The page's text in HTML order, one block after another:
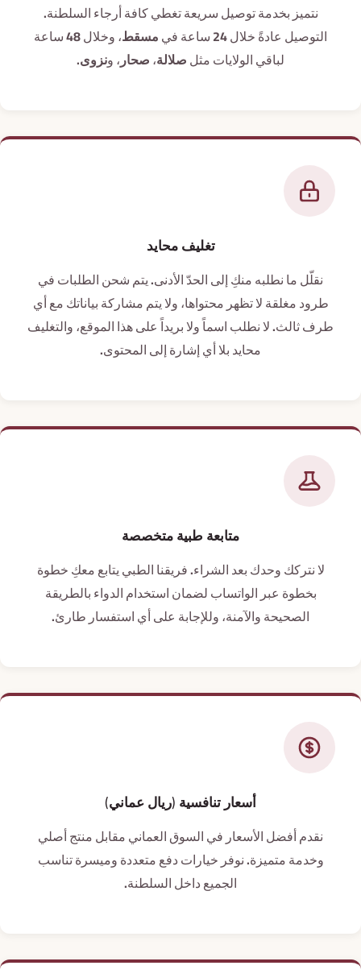
نتميز بخدمة توصيل سريعة تغطي كافة أرجاء السلطنة.
التوصيل عادةً خلال 24 ساعة في
مسقط
، وخلال 48 ساعة
لباقي الولايات مثلصلالة،صحار، ونزوى.
تغليف محايد
نقلّل ما نطلبه منكِ إلى الحدّ الأدنى. يتم شحن الطلبات في
طرود مغلقة لا تظهر محتواها، ولا يتم مشاركة بياناتك مع أي
طرف ثالث. لا نطلب اسماً ولا بريداً على هذا الموقع، والتغليف
محايد بلا أي إشارة إلى المحتوى.
متابعة طبية متخصصة
لا نتركك وحدك بعد الشراء. فريقنا الطبي يتابع معكِ خطوة
بخطوة عبر الواتساب لضمان استخدام الدواء بالطريقة
الصحيحة والآمنة، وللإجابة على أي استفسار طارئ.
أسعار تنافسية (ريال عماني)
نقدم أفضل الأسعار في السوق العماني مقابل منتج أصلي
وخدمة متميزة. نوفر خيارات دفع متعددة وميسرة تناسب
الجميع داخل السلطنة.